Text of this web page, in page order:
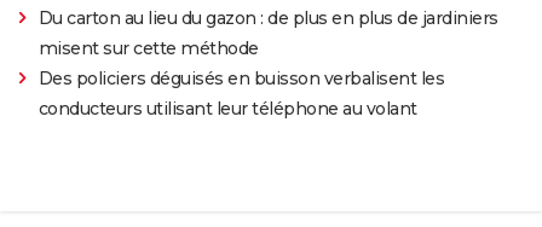
Du carton au lieu du gazon : de plus en plus de jardiniers
misent sur cette méthode
Des policiers déguisés en buisson verbalisent les
conducteurs utilisant leur téléphone au volant